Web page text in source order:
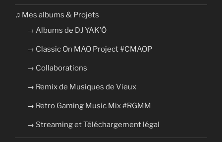
​​♫ Mes albums & Projets
→ Albums de DJ YAK’Ô
→ Classic On MAO Project #CMAOP
→ Collaborations
→ Remix de Musiques de Vieux
→ Retro Gaming Music Mix #RGMM
→ Streaming et Téléchargement légal